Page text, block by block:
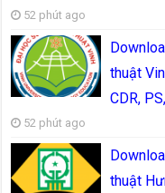
52 phút ago
thuật
CDR,
52 phút ago
thuật